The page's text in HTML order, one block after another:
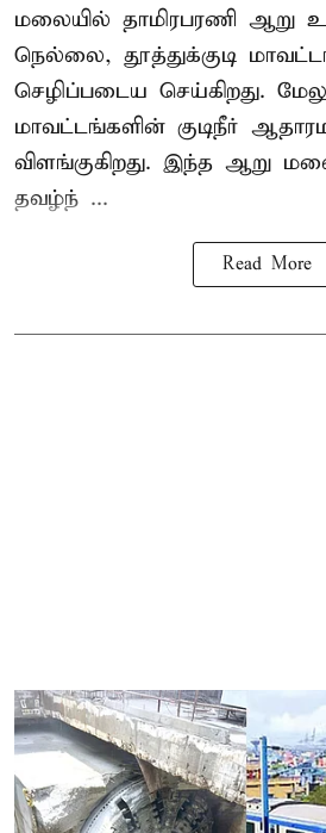
மலையில் தாமிரபரணி ஆறு
நெல்லை, தூத்துக்குடி
செழிப்படைய செய்கிறது.
மாவட்டங்களின் குடிநீர்
விளங்குகிறது. இந்த ஆறு
தவழ்ந் ...
Read More